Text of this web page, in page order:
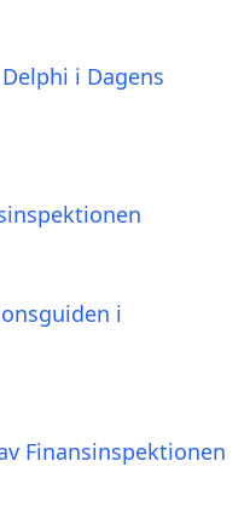
i Dagens
i
Finansinspektionen